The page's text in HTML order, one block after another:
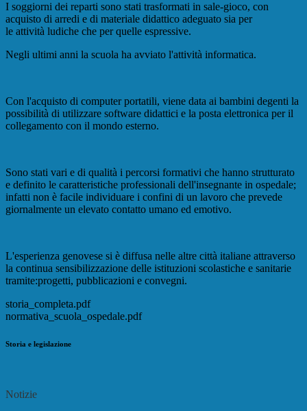
I soggiorni dei reparti sono stati trasformati in sale-gioco, con
acquisto di arredi e di materiale didattico adeguato sia per
le attività ludiche che per quelle espressive.
Negli ultimi anni la scuola ha avviato l'attività informatica.
Con l'acquisto di computer portatili, viene data ai bambini degenti la
possibilità di utilizzare software didattici e la posta elettronica per il
collegamento con il mondo esterno.
Sono stati vari e di qualità i percorsi formativi che hanno strutturato
e definito le caratteristiche professionali dell'insegnante in ospedale;
infatti non è facile individuare i confini di un lavoro che prevede
giornalmente un elevato contatto umano ed emotivo.
L'esperienza genovese si è diffusa nelle altre città italiane attraverso
la continua sensibilizzazione delle istituzioni scolastiche e sanitarie
tramite:progetti, pubblicazioni e convegni.
storia_completa.pdf
normativa_scuola_ospedale.pdf
Storia e legislazione
Notizie